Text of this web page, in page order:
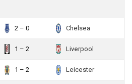
2 – 0 Chelsea
1 – 2 Liverpool
1 – 2 Leicester